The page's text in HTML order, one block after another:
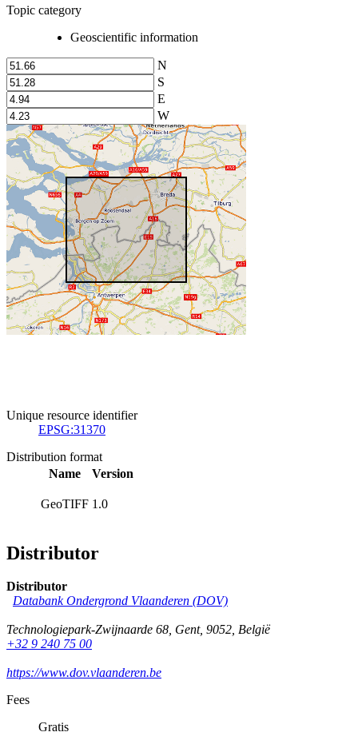
Topic category
Geoscientific information
N
S
E
W
Unique resource identifier
EPSG:31370
Distribution format
Name
Version
GeoTIFF 1.0
Distributor
Distributor
Databank Ondergrond Vlaanderen (DOV)
Technologiepark-Zwijnaarde 68, Gent, 9052, België
+32 9 240 75 00
https://www.dov.vlaanderen.be
Fees
Gratis